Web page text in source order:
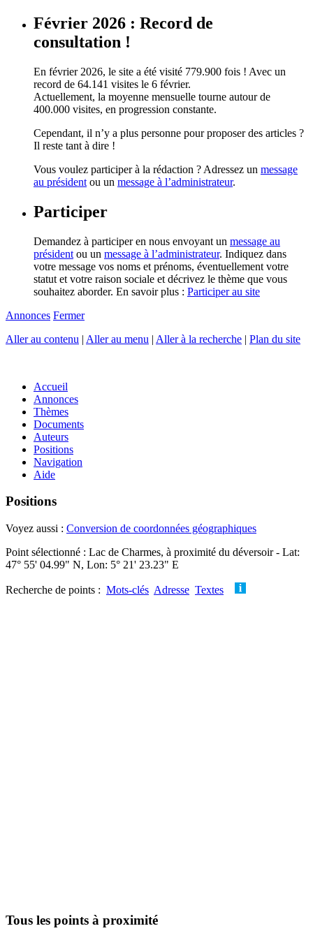
Février 2026 : Record de
consultation !
En février 2026, le site a été visité 779.900 fois ! Avec un
record de 64.141 visites le 6 février.
Actuellement, la moyenne mensuelle tourne autour de
400.000 visites, en progression constante.
Cependant, il n’y a plus personne pour proposer des articles ?
Il reste tant à dire !
Vous voulez participer à la rédaction ? Adressez un message
au président ou un message à l’administrateur.
Participer
Demandez à participer en nous envoyant un message au
président ou un message à l’administrateur. Indiquez dans
votre message vos noms et prénoms, éventuellement votre
statut et votre raison sociale et décrivez le thème que vous
souhaitez aborder. En savoir plus : Participer au site
Annonces Fermer
Aller au contenu | Aller au menu | Aller à la recherche | Plan du site
Accueil
Annonces
Thèmes
Documents
Auteurs
Positions
Navigation
Aide
Positions
Voyez aussi : Conversion de coordonnées géographiques
Point sélectionné : Lac de Charmes, à proximité du déversoir - Lat:
47° 55' 04.99" N, Lon: 5° 21' 23.23" E
Recherche de points : Mots-clés Adresse Textes
Tous les points à proximité